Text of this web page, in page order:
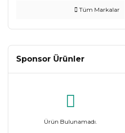
Tüm Markalar
Sponsor Ürünler
Ürün Bulunamadı.